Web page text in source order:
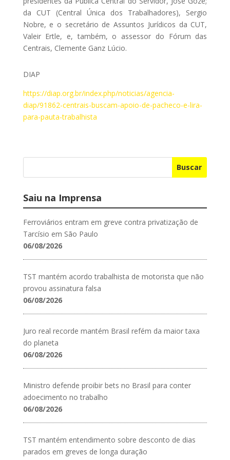
da CUT (Central Única dos Trabalhadores), Sergio
Nobre, e o secretário de Assuntos Jurídicos da CUT,
Valeir Ertle, e, também, o assessor do Fórum das
Centrais, Clemente Ganz Lúcio.
DIAP
https://diap.org.br/index.php/noticias/agencia-
diap/91862-centrais-buscam-apoio-de-pacheco-e-lira-
para-pauta-trabalhista
Buscar
Saiu na Imprensa
Ferroviários entram em greve contra privatização de
Tarcísio em São Paulo
06/08/2026
TST mantém acordo trabalhista de motorista que não
provou assinatura falsa
06/08/2026
Juro real recorde mantém Brasil refém da maior taxa
do planeta
06/08/2026
Ministro defende proibir bets no Brasil para conter
adoecimento no trabalho
06/08/2026
TST mantém entendimento sobre desconto de dias
parados em greves de longa duração